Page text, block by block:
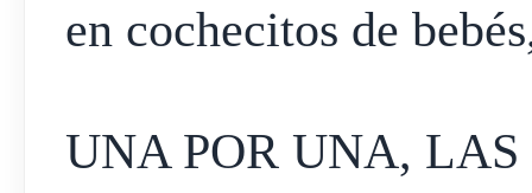
en cochecitos de
UNA POR UNA,